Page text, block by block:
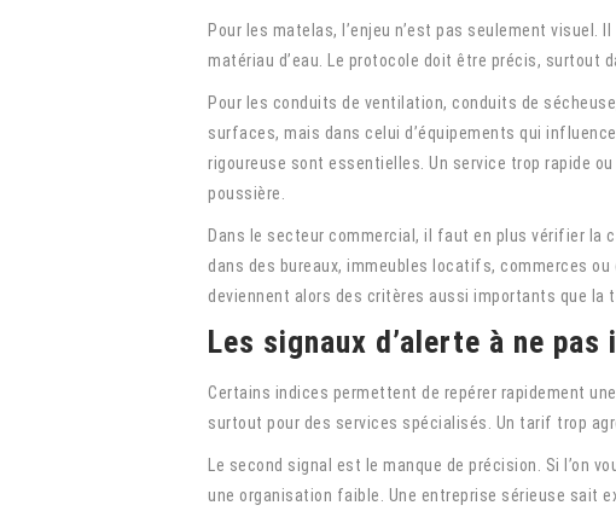
Pour les matelas, l’enjeu n’est pas seulement
matériau d’eau. Le protocole doit être précis, surtout
Pour les conduits de ventilation, conduits de
surfaces, mais dans celui d’équipements qui
rigoureuse sont essentielles. Un service trop rapide
poussière.
Dans le secteur commercial, il faut en plus vérifier la
dans des bureaux, immeubles locatifs, commerces
deviennent alors des critères aussi importants que la
Les signaux d’alerte à ne pas
Certains indices permettent de repérer rapidement
surtout pour des services spécialisés. Un tarif trop
Le second signal est le manque de précision. Si l’on
une organisation faible. Une entreprise sérieuse sait